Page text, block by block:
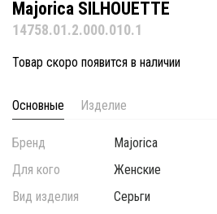
Majorica SILHOUETTE
14758.01.2.000.010.1
Товар скоро появится в наличии
Основные Изделие
Бренд
Majorica
Для кого
Женские
Вид изделия
Серьги